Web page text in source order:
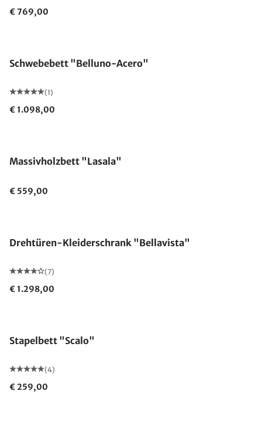
€ 769,00
Schwebebett "Belluno-Acero"
(1)
€ 1.098,00
Massivholzbett "Lasala"
€ 559,00
Drehtüren-Kleiderschrank "Bellavista"
(7)
€ 1.298,00
Stapelbett "Scalo"
(4)
€ 259,00